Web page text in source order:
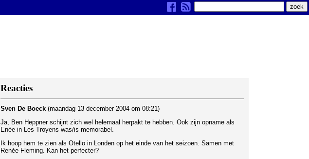
Reacties
Sven De Boeck (maandag 13 december 2004 om 08:21)
Ja, Ben Heppner schijnt zich wel helemaal herpakt te hebben. Ook zijn opname als
Enée in Les Troyens was/is memorabel.
Ik hoop hem te zien als Otello in Londen op het einde van het seizoen. Samen met
Renée Fleming. Kan het perfecter?